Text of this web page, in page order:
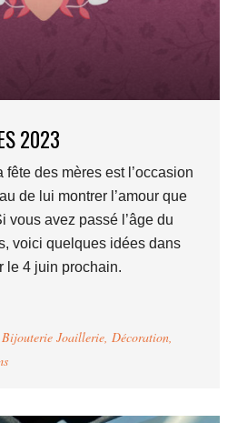
2023
fête des mères est l’occasion
de lui montrer l’amour que
vous avez passé l’âge du
voici quelques idées dans
le 4 juin prochain.
Bijouterie Joaillerie, Décoration,